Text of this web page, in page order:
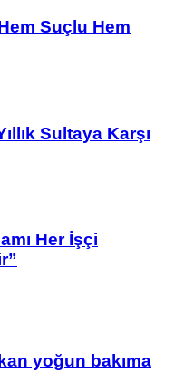
Suçlu Hem
Sultaya Karşı
Her İşçi
yoğun bakıma